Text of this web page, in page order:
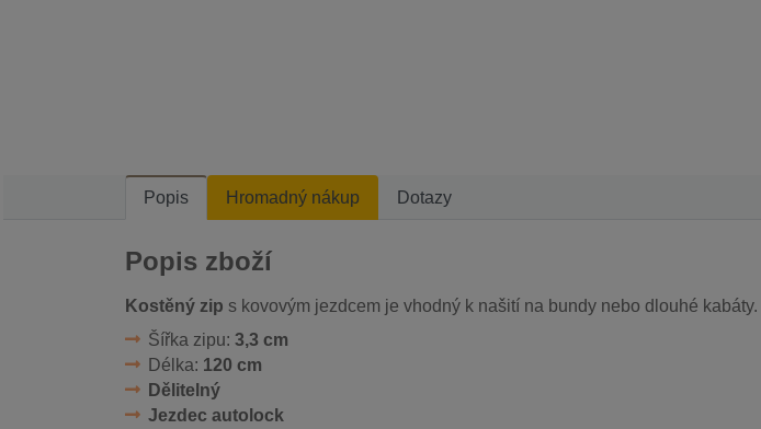
Popis Hromadný nákup Dotazy
Popis zboží
Kostěný zip s kovovým jezdcem je vhodný k našití na bundy nebo dlouhé kabáty.
Šířka zipu: 3,3 cm
Délka: 120 cm
Dělitelný
Jezdec autolock